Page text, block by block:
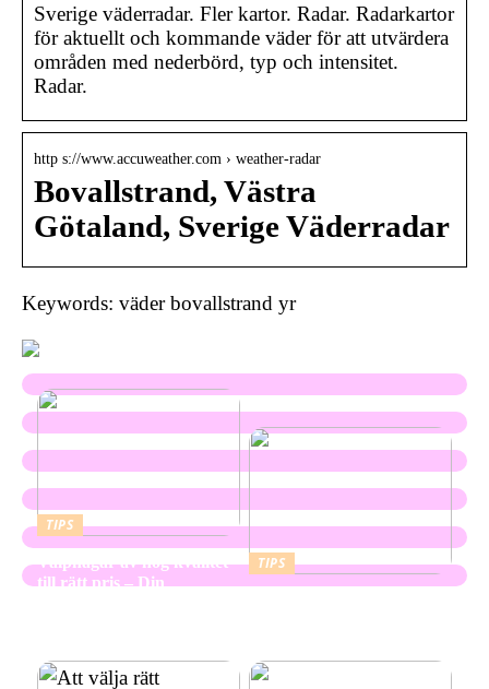
Sverige väderradar. Fler kartor. Radar. Radarkartor
för aktuellt och kommande väder för att utvärdera
områden med nederbörd, typ och intensitet.
Radar.
http s://www.accuweather.com › weather-radar
Bovallstrand, Västra
Götaland, Sverige Väderradar
Keywords: väder bovallstrand yr
TIPS
Valphagar av hög kvalitet
till rätt pris – Din
TIPS